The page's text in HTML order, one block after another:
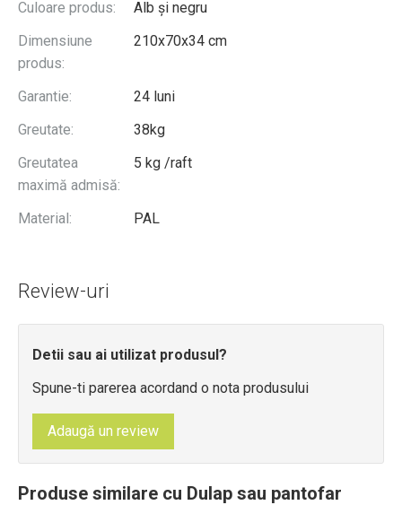
Culoare produs:
Alb și negru
Dimensiune
produs:
210x70x34 cm
Garantie:
24 luni
Greutate:
38kg
Greutatea
maximă admisă:
5 kg /raft
Material: PAL
Review-uri
Detii sau ai utilizat produsul?
Spune-ti parerea acordand o nota produsului
Adaugă un review
Produse similare cu Dulap sau pantofar